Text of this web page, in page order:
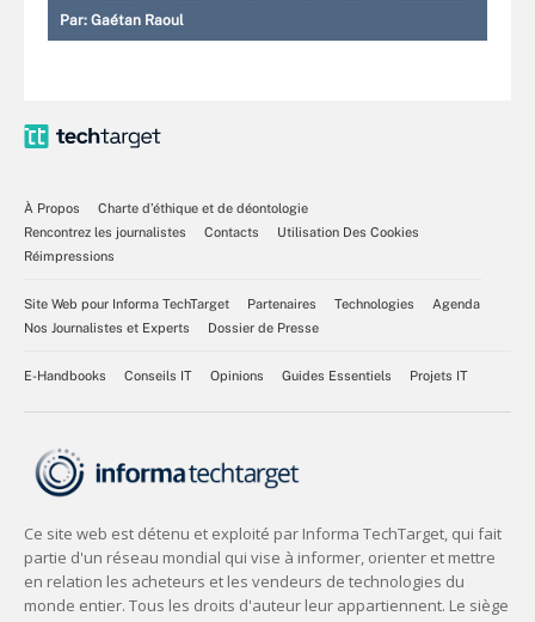
Par: Gaétan Raoul
À Propos
Charte d’éthique et de déontologie
Rencontrez les journalistes
Contacts
Utilisation Des Cookies
Réimpressions
Site Web pour Informa TechTarget Partenaires Technologies
Agenda
Nos Journalistes et Experts
Dossier de Presse
E-Handbooks Conseils IT Opinions Guides Essentiels Projets IT